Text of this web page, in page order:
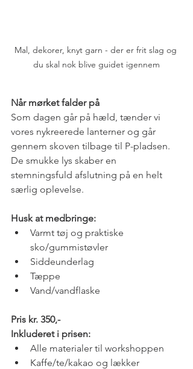
Mal, dekorer, knyt garn - der er frit slag og
du skal nok blive guidet igennem
Når mørket falder på
Som dagen går på hæld, tænder vi
vores nykreerede lanterner og går
gennem skoven tilbage til P-pladsen.
De smukke lys skaber en
stemningsfuld afslutning på en helt
særlig oplevelse.
Husk at medbringe:
Varmt tøj og praktiske
sko/gummistøvler
Siddeunderlag
Tæppe
Vand/vandflaske
Pris kr. 350,-
Inkluderet i prisen:
Alle materialer til workshoppen
Kaffe/te/kakao og lækker